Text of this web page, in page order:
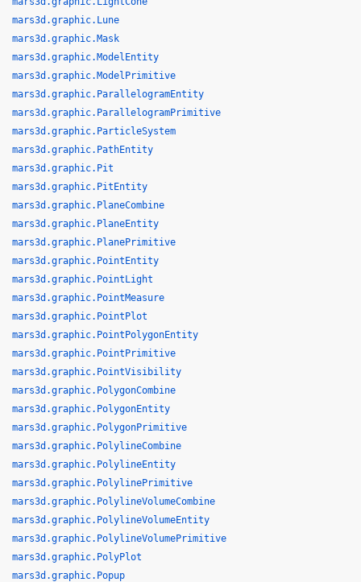
mars3d.graphic.Lune
mars3d.graphic.Mask
mars3d.graphic.ModelEntity
mars3d.graphic.ModelPrimitive
mars3d.graphic.ParallelogramEntity
mars3d.graphic.ParallelogramPrimitive
mars3d.graphic.ParticleSystem
mars3d.graphic.PathEntity
mars3d.graphic.Pit
mars3d.graphic.PitEntity
mars3d.graphic.PlaneCombine
mars3d.graphic.PlaneEntity
mars3d.graphic.PlanePrimitive
mars3d.graphic.PointEntity
mars3d.graphic.PointLight
mars3d.graphic.PointMeasure
mars3d.graphic.PointPlot
mars3d.graphic.PointPolygonEntity
mars3d.graphic.PointPrimitive
mars3d.graphic.PointVisibility
mars3d.graphic.PolygonCombine
mars3d.graphic.PolygonEntity
mars3d.graphic.PolygonPrimitive
mars3d.graphic.PolylineCombine
mars3d.graphic.PolylineEntity
mars3d.graphic.PolylinePrimitive
mars3d.graphic.PolylineVolumeCombine
mars3d.graphic.PolylineVolumeEntity
mars3d.graphic.PolylineVolumePrimitive
mars3d.graphic.PolyPlot
mars3d.graphic.Popup